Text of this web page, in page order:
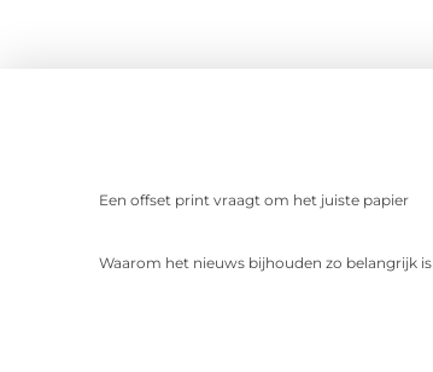
Een offset print vraagt om het juiste papier
Waarom het nieuws bijhouden zo belangrijk is